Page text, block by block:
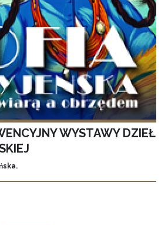
WYSTAWY DZIEŁ